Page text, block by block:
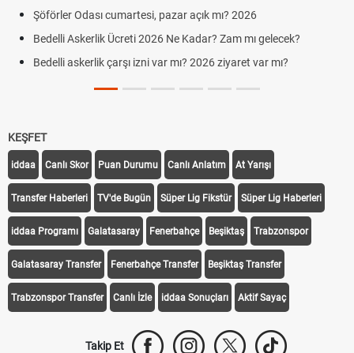
Şöförler Odası cumartesi, pazar açık mı? 2026
Bedelli Askerlik Ücreti 2026 Ne Kadar? Zam mı gelecek?
Bedelli askerlik çarşı izni var mı? 2026 ziyaret var mı?
KEŞFET
iddaa Canlı Skor Puan Durumu Canlı Anlatım At Yarışı
Transfer Haberleri TV'de Bugün Süper Lig Fikstür Süper Lig Haberleri
iddaa Programı Galatasaray Fenerbahçe Beşiktaş Trabzonspor
Galatasaray Transfer Fenerbahçe Transfer Beşiktaş Transfer
Trabzonspor Transfer Canlı İzle iddaa Sonuçları Aktif Sayaç
Takip Et